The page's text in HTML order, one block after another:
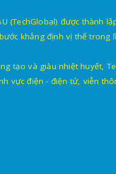
(TechGlobal) được thành
khẳng định vị thế trong
tạo và giàu nhiệt huyết,
vực điện - điện tử, viễn